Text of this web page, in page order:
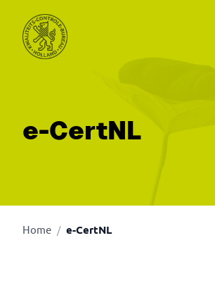
e-CertNL
Home / e-CertNL